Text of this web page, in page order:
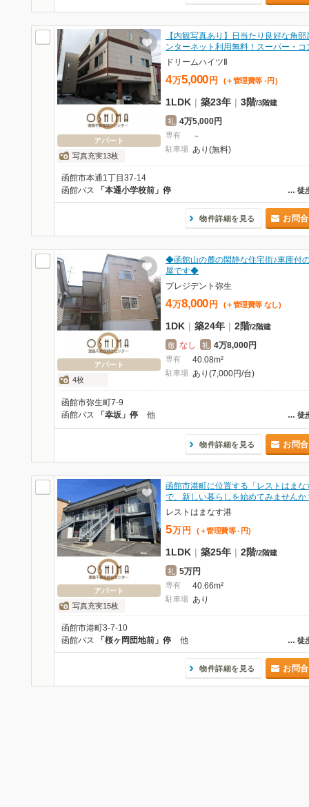
アパート
写真充実13枚
【内観写真あり】日当たり良好な角部
ンターネット利用無料！スーパー・
ドリームハイツⅡ
4万5,000 円 (＋管理費等 - 円 )
1LDK | 築23年 | 3階/3階建
礼 4万5,000円
専有 －
駐車場 あり(無料)
函館市本通1丁目37-14
… 徒
函館バス 「本通小学校前」停
物件詳細を見る お問
アパート
4枚
◆函館山の麓の閑静な住宅街♪車庫付
屋です◆
プレジデント弥生
4万8,000 円 (＋管理費等 なし)
1DK | 築24年 | 2階/2階建
敷 なし 礼 4万8,000円
専有 40.08m²
駐車場 あり(7,000円/台)
函館市弥生町7-9
… 徒
函館バス 「幸坂」停 他
物件詳細を見る お問
アパート
写真充実15枚
函館市港町に位置する「レストはまな
で、新しい暮らしを始めてみません
レストはまなす港
5万 円 (＋管理費等 - 円)
1LDK | 築25年 | 2階/2階建
礼 5万円
専有 40.66m²
駐車場 あり
函館市港町3-7-10
… 徒
函館バス 「桜ヶ岡団地前」停 他
物件詳細を見る お問